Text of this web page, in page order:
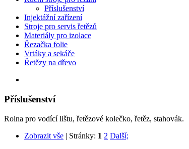
Příslušenství
Injektážní zařízení
Stroje pro servis řetězů
Materiály pro izolace
Řezačka folie
Vrtáky a sekáče
Řetězy na dřevo
Příslušenství
Rolna pro vodící lištu, řetězové kolečko, řetěz, stahovák.
Zobrazit vše | Stránky: 1 2 Další;